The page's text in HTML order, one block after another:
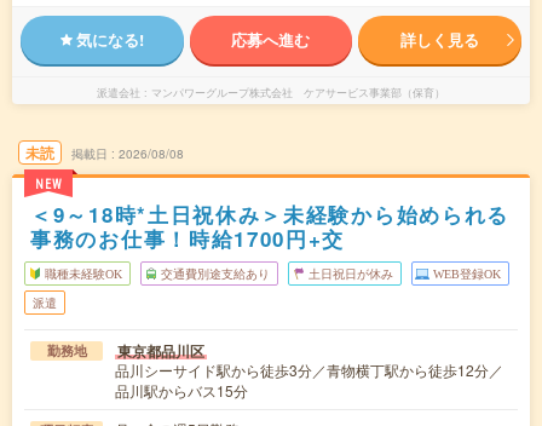
気になる! 応募へ進む 詳しく見る
派遣会社 マンパワーグループ株式会社 ケアサービス事業部（保育）
未読
NEW
掲載日 2026/08/08
＜9～18時*土日祝休み＞未経験から始められる
事務のお仕事！時給1700円+交
職種未経験OK 交通費別途支給あり 土日祝日が休み WEB登録OK
派遣
勤務地 東京都品川区
品川シーサイド駅から徒歩3分／青物横丁駅から徒歩12分／
品川駅からバス15分